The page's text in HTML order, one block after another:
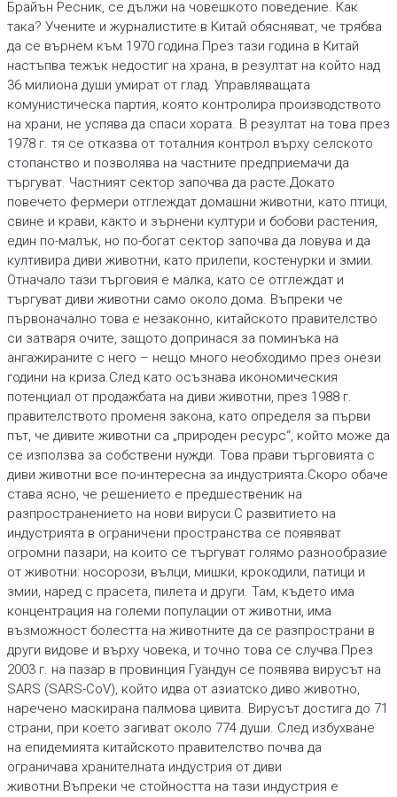
Брайън Ресник, се дължи на човешкото поведение. Как
така? Учените и журналистите в Китай обясняват, че трябва
да се върнем към 1970 година.През тази година в Китай
настъпва тежък недостиг на храна, в резултат на който над
36 милиона души умират от глад. Управляващата
комунистическа партия, която контролира производството
на храни, не успява да спаси хората. В резултат на това през
1978 г. тя се отказва от тоталния контрол върху селското
стопанство и позволява на частните предприемачи да
търгуват. Частният сектор започва да расте.Докато
повечето фермери отглеждат домашни животни, като птици,
свине и крави, както и зърнени култури и бобови растения,
един по-малък, но по-богат сектор започва да ловува и да
култивира диви животни, като прилепи, костенурки и змии.
Отначало тази търговия е малка, като се отглеждат и
търгуват диви животни само около дома. Въпреки че
първоначално това е незаконно, китайското правителство
си затваря очите, защото допринася за поминъка на
ангажираните с него – нещо много необходимо през онези
години на криза.След като осъзнава икономическия
потенциал от продажбата на диви животни, през 1988 г.
правителството променя закона, като определя за първи
път, че дивите животни са „природен ресурс“, който може да
се използва за собствени нужди. Това прави търговията с
диви животни все по-интересна за индустрията.Скоро обаче
става ясно, че решението е предшественик на
разпространението на нови вируси.С развитието на
индустрията в ограничени пространства се появяват
огромни пазари, на които се търгуват голямо разнообразие
от животни: носорози, вълци, мишки, крокодили, патици и
змии, наред с прасета, пилета и други. Там, където има
концентрация на големи популации от животни, има
възможност болестта на животните да се разпространи в
други видове и върху човека, и точно това се случва.През
2003 г. на пазар в провинция Гуандун се появява вирусът на
SARS (SARS-CoV), който идва от азиатско диво животно,
наречено маскирана палмова цивита. Вирусът достига до 71
страни, при което загиват около 774 души. След избухване
на епидемията китайското правителство почва да
ограничава хранителната индустрия от диви
животни.Въпреки че стойността на тази индустрия е